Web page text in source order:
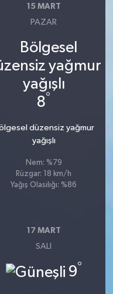
15 MART
PAZAR
8°
düzensiz yağmur
yağışlı
Nem: %79
Rüzgar: 18 km/h
Yağış Olasılığı: %86
17 MART
SALI
9°